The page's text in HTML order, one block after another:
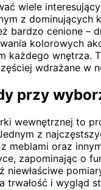
wiele
z
bardzo cenione
kolorowych
każdego
wdrażane w
przy
wewnętrznej to
z
z meblami oraz
zapominając o
niewłaściwe
trwałość i wygląd